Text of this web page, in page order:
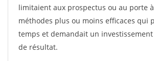
limitaient aux prospectus ou au porte
méthodes plus ou moins efficaces qui
temps et demandait un
de résultat.